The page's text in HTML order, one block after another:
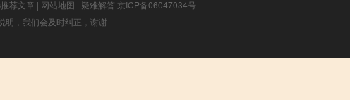
荐文章 | 网站地图 | 疑难解答 京ICP备06047034号
明，我们会及时纠正，谢谢